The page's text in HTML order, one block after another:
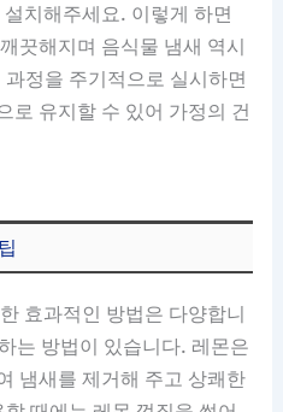
치해주세요. 이렇게 하면
끗해지며 음식물 냄새 역시
정을 주기적으로 실시하면
로 유지할 수 있어 가정의 건
효과적인 방법은 다양합니
는 방법이 있습니다. 레몬은
냄새를 제거해 주고 상쾌한